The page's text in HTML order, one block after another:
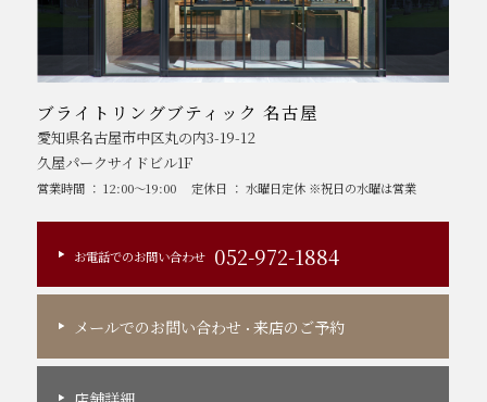
ブライトリングブティック 名古屋
愛知県名古屋市中区丸の内3-19-12
久屋パークサイドビル1F
営業時間 ： 12:00～19:00 定休日 ： 水曜日定休 ※祝日の水曜は営業
お電話でのお問い合わせ 052-972-1884
メールでのお問い合わせ ・来店のご予約